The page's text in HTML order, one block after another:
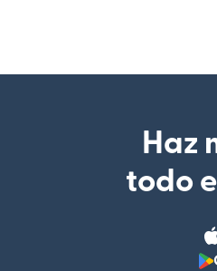
Haz
todo